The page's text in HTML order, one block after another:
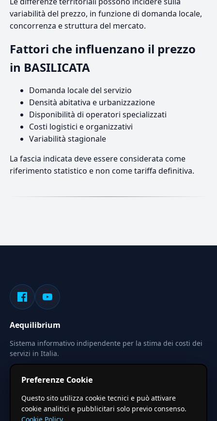
variabilità del prezzo, in funzione di domanda locale,
concorrenza e struttura del mercato.
Fattori che influenzano il prezzo
in BASILICATA
Domanda locale del servizio
Densità abitativa e urbanizzazione
Disponibilità di operatori specializzati
Costi logistici e organizzativi
Variabilità stagionale
La fascia indicata deve essere considerata come
riferimento statistico e non come tariffa definitiva.
Aequilibrium
Sistema informativo indipendente per la stima dei costi dei
servizi in Italia.
Le stime pubblicate sono calcolate tramite coefficienti
territoriali regionali applicati a valori base nazionali. Non
costituiscono preventivo ufficiale.
Preferenze Cookie
Questo sito utilizza cookie tecnici e può attivare
cookie analitici e pubblicitari solo previo consenso.